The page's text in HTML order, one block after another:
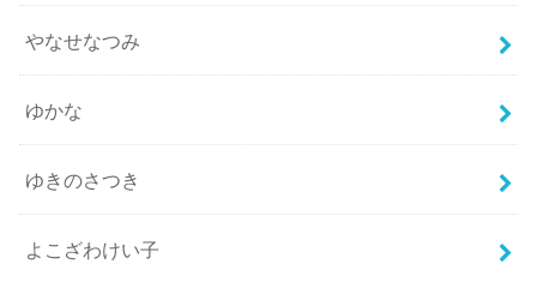
やなせなつみ
ゆかな
ゆきのさつき
よこざわけい子